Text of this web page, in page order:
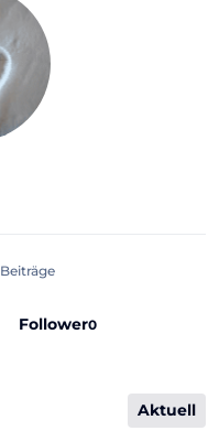
Beiträge
Follower0
Aktuell